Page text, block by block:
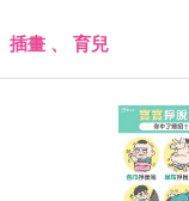
插畫 、 育兒